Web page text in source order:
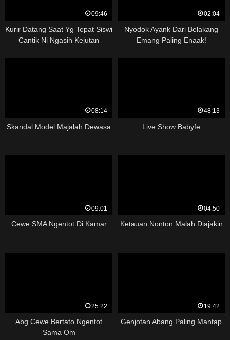
09:46
Kurir Datang Saat Yg Tepat Siswi
Cantik Ni Ngasih Kejutan
02:04
Nyodok Ayank Dari Belakang
Emang Paling Enaak!
08:14
Skandal Model Majalah Dewasa
48:13
Live Show Babyfe
09:01
Cewe SMA Ngentot Di Kamar
04:50
Ketauan Nonton Malah Diajakin
25:22
Abg Cewe Bertato Ngentot
Sama Om
19:42
Genjotan Abang Paling Mantap